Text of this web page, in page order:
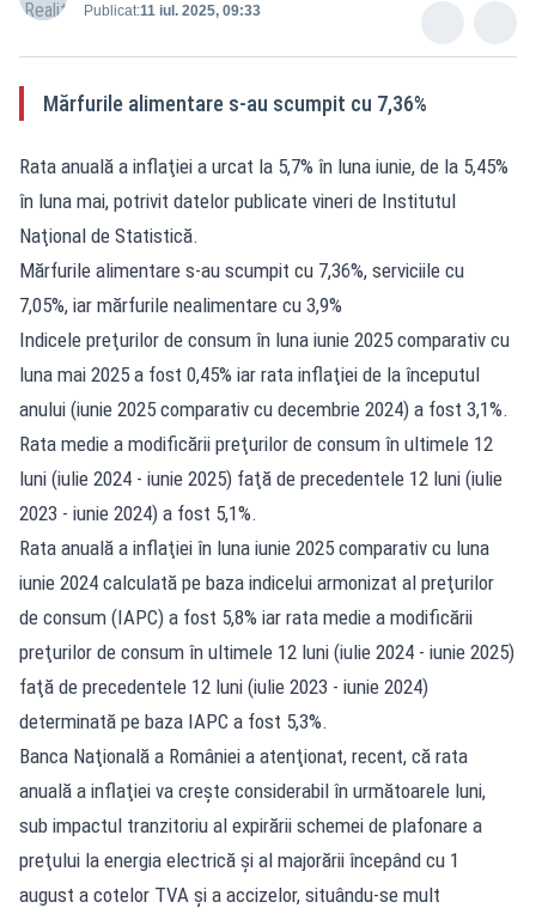
Publicat:11 iul. 2025, 09:33
Mărfurile alimentare s-au scumpit cu 7,36%
Rata anuală a inflaţiei a urcat la 5,7% în luna iunie, de la 5,45%
în luna mai, potrivit datelor publicate vineri de Institutul
Naţional de Statistică.
Mărfurile alimentare s-au scumpit cu 7,36%, serviciile cu
7,05%, iar mărfurile nealimentare cu 3,9%
Indicele preţurilor de consum în luna iunie 2025 comparativ cu
luna mai 2025 a fost 0,45% iar rata inflaţiei de la începutul
anului (iunie 2025 comparativ cu decembrie 2024) a fost 3,1%.
Rata medie a modificării preţurilor de consum în ultimele 12
luni (iulie 2024 - iunie 2025) faţă de precedentele 12 luni (iulie
2023 - iunie 2024) a fost 5,1%.
Rata anuală a inflaţiei în luna iunie 2025 comparativ cu luna
iunie 2024 calculată pe baza indicelui armonizat al preţurilor
de consum (IAPC) a fost 5,8% iar rata medie a modificării
preţurilor de consum în ultimele 12 luni (iulie 2024 - iunie 2025)
faţă de precedentele 12 luni (iulie 2023 - iunie 2024)
determinată pe baza IAPC a fost 5,3%.
Banca Naţională a României a atenţionat, recent, că rata
anuală a inflaţiei va creşte considerabil în următoarele luni,
sub impactul tranzitoriu al expirării schemei de plafonare a
preţului la energia electrică şi al majorării începând cu 1
august a cotelor TVA şi a accizelor, situându-se mult